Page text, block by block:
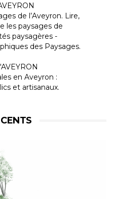
de l’Aveyron. Lire,
les paysages de
paysagères -
des Paysages.
en Aveyron :
et artisanaux.